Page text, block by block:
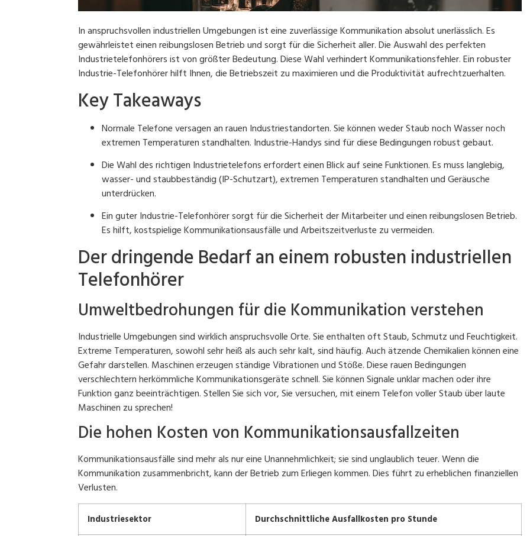
In anspruchsvollen industriellen Umgebungen ist eine zuverlässige Kommunikation absolut unerlässlich. Es
gewährleistet einen reibungslosen Betrieb und sorgt für die Sicherheit aller. Die Auswahl des perfekten
Industrietelefonhörers ist von größter Bedeutung. Diese Wahl verhindert Kommunikationsfehler. Ein robuster
Industrie-Telefonhörer hilft Ihnen, die Betriebszeit zu maximieren und die Produktivität aufrechtzuerhalten.
Key Takeaways
Normale Telefone versagen an rauen Industriestandorten. Sie können weder Staub noch Wasser noch
extremen Temperaturen standhalten. Industrie-Handys sind für diese Bedingungen robust gebaut.
Die Wahl des richtigen Industrietelefons erfordert einen Blick auf seine Funktionen. Es muss langlebig,
wasser- und staubbeständig (IP-Schutzart), extremen Temperaturen standhalten und Geräusche
unterdrücken.
Ein guter Industrie-Telefonhörer sorgt für die Sicherheit der Mitarbeiter und einen reibungslosen Betrieb.
Es hilft, kostspielige Kommunikationsausfälle und Arbeitszeitverluste zu vermeiden.
Der dringende Bedarf an einem robusten industriellen
Telefonhörer
Umweltbedrohungen für die Kommunikation verstehen
Industrielle Umgebungen sind wirklich anspruchsvolle Orte. Sie enthalten oft Staub, Schmutz und Feuchtigkeit.
Extreme Temperaturen, sowohl sehr heiß als auch sehr kalt, sind häufig. Auch ätzende Chemikalien können eine
Gefahr darstellen. Maschinen erzeugen ständige Vibrationen und Stöße. Diese rauen Bedingungen
verschlechtern herkömmliche Kommunikationsgeräte schnell. Sie können Signale unklar machen oder ihre
Funktion ganz beeinträchtigen. Stellen Sie sich vor, Sie versuchen, mit einem Telefon voller Staub über laute
Maschinen zu sprechen!
Die hohen Kosten von Kommunikationsausfallzeiten
Kommunikationsausfälle sind mehr als nur eine Unannehmlichkeit; sie sind unglaublich teuer. Wenn die
Kommunikation zusammenbricht, kann der Betrieb zum Erliegen kommen. Dies führt zu erheblichen finanziellen
Verlusten.
Industriesektor Durchschnittliche Ausfallkosten pro Stunde